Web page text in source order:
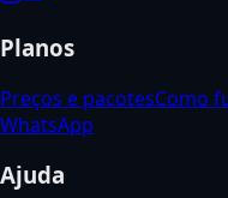
Planos
Preços e pacotesComo
WhatsApp
Ajuda